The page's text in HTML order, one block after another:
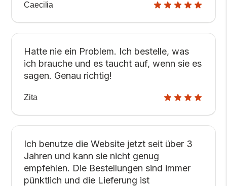
Caecilia
Hatte nie ein Problem. Ich bestelle, was
ich brauche und es taucht auf, wenn sie es
sagen. Genau richtig!
Zita
Ich benutze die Website jetzt seit über 3
Jahren und kann sie nicht genug
empfehlen. Die Bestellungen sind immer
pünktlich und die Lieferung ist